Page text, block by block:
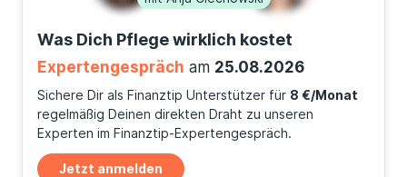
Was Dich Pflege wirklich kostet
Expertengespräch am 25.08.2026
Sichere Dir als Finanztip Unterstützer für 8 €/Monat
regelmäßig Deinen direkten Draht zu unseren
Experten im Finanztip-Expertengespräch.
Jetzt anmelden